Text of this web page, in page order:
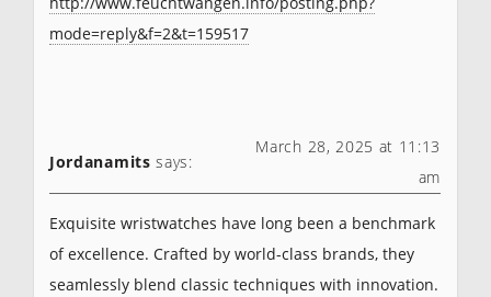
mode=reply&f=2&t=159517
Jordanamits says:
March 28, 2025 at 11:13
am
Exquisite wristwatches have long been a benchmark
of excellence. Crafted by world-class brands, they
seamlessly blend classic techniques with innovation.